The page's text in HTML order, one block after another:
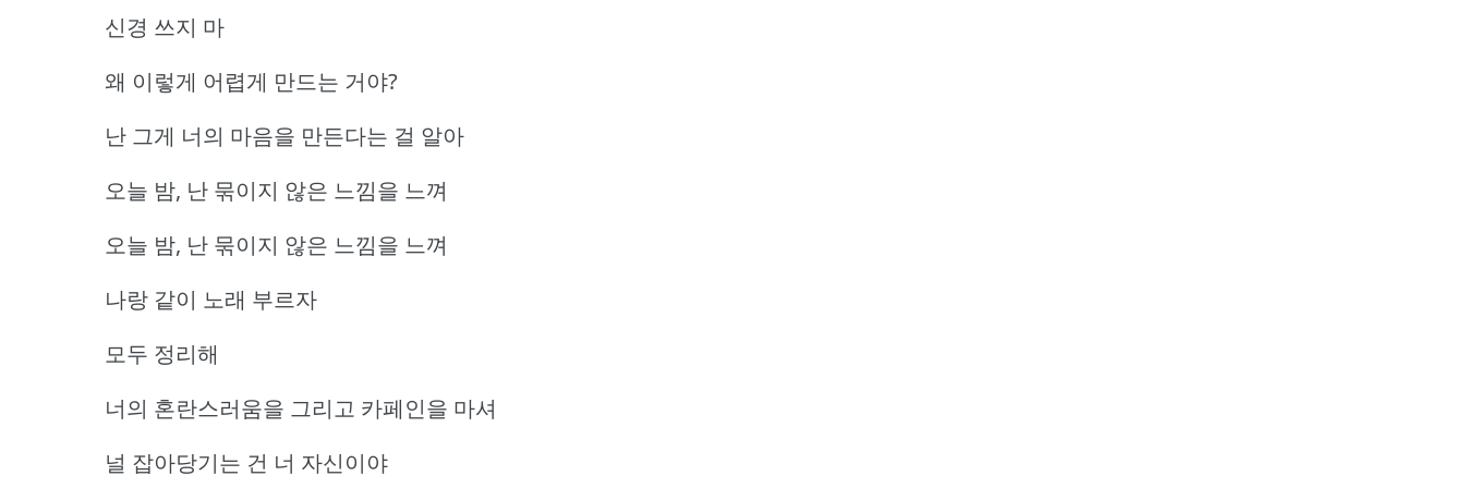
신경 쓰지 마
왜 이렇게 어렵게 만드는 거야?
난 그게 너의 마음을 만든다는 걸 알아
오늘 밤, 난 묶이지 않은 느낌을 느껴
오늘 밤, 난 묶이지 않은 느낌을 느껴
나랑 같이 노래 부르자
모두 정리해
너의 혼란스러움을 그리고 카페인을 마셔
널 잡아당기는 건 너 자신이야